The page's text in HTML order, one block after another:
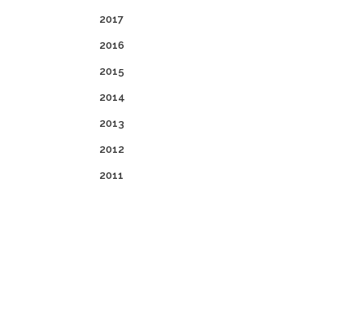
2017
2016
2015
2014
2013
2012
2011